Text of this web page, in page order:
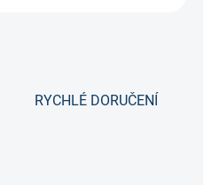
RYCHLÉ DORUČENÍ